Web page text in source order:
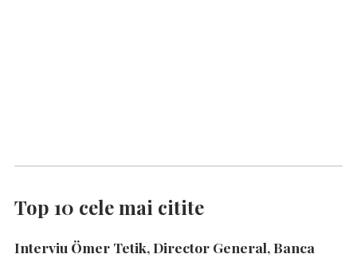
Top 10 cele mai citite
Interviu Ömer Tetik, Director General, Banca